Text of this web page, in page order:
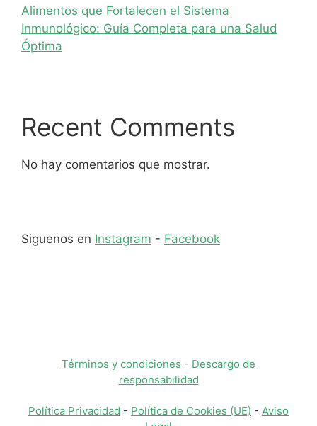
Alimentos que Fortalecen el Sistema
Inmunológico: Guía Completa para una Salud
Óptima
Recent Comments
No hay comentarios que mostrar.
Siguenos en Instagram - Facebook
Términos y condiciones - Descargo de
responsabilidad
Política Privacidad - Política de Cookies (UE) - Aviso